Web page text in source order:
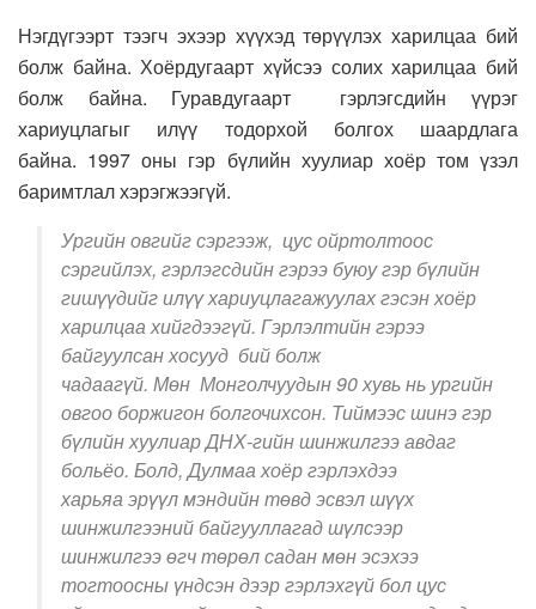
Нэгдүгээрт тээгч эхээр хүүхэд төрүүлэх харилцаа бий
болж байна.Хоёрдугаарт хүйсээ солих харилцаа бий
болж байна. Гуравдугаарт гэрлэгсдийн үүрэг
хариуцлагыг илүү тодорхой болгох шаардлага
байна. 1997 оны гэр бүлийн хуулиар хоёр том үзэл
баримтлал хэрэгжээгүй.
Ургийн овгийг сэргээж, цус ойртолтоос
сэргийлэх, гэрлэгсдийн гэрээ буюу гэр бүлийн
гишүүдийг илүү хариуцлагажуулах гэсэн хоёр
харилцаа хийгдээгүй. Гэрлэлтийн гэрээ
байгуулсан хосууд бий болж
чадаагүй. Мөн Монголчуудын 90 хувь нь ургийн
овгоо боржигон болгочихсон. Тиймээс шинэ гэр
бүлийн хуулиар ДНХ-гийн шинжилгээ авдаг
больёо. Болд, Дулмаа хоёр гэрлэхдээ
харьяа эрүүл мэндийн төвд эсвэл шүүх
шинжилгээний байгууллагад шүлсээр
шинжилгээ өгч төрөл садан мөн эсэхээ
тогтоосны үндсэн дээр гэрлэхгүй бол цус